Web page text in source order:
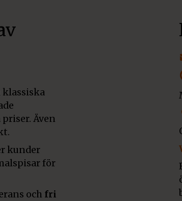
klassiska
Även
kunder
för
och fri